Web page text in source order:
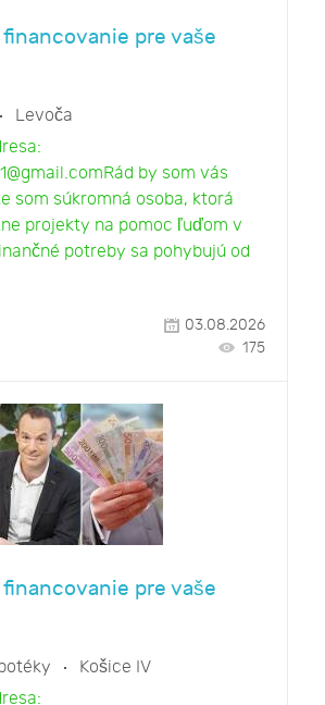
pre vaše
Levoča
by som vás
som súkromná osoba, ktorá
projekty na pomoc ľuďom v
potreby sa pohybujú od
03.08.2026
175
pre vaše
Košice IV